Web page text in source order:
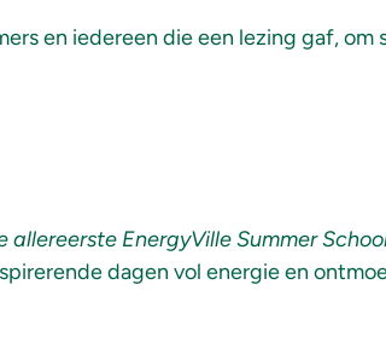
en iedereen dieeen lezing gaf, om
EnergyVille Summer
dagen vol energie en